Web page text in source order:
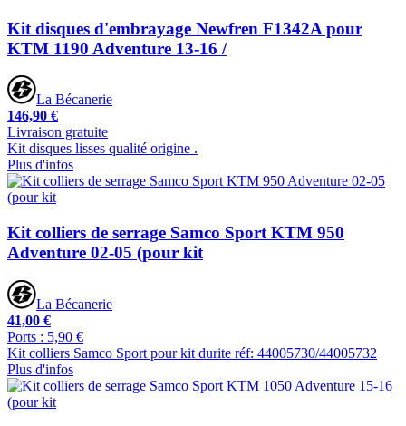
Kit disques d'embrayage Newfren F1342A pour
KTM 1190 Adventure 13-16 /
La Bécanerie
146,90 €
Livraison gratuite
Kit disques lisses qualité origine .
Plus d'infos
Kit colliers de serrage Samco Sport KTM 950
Adventure 02-05 (pour kit
La Bécanerie
41,00 €
Ports : 5,90 €
Kit colliers Samco Sport pour kit durite réf: 44005730/44005732
Plus d'infos